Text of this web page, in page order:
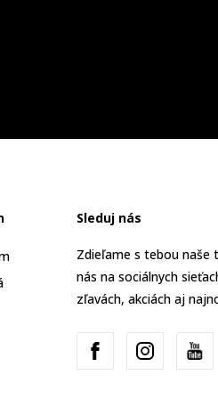
Sleduj nás
Zdieľame s tebou naše
nás na sociálnych
zľavách, akciách aj